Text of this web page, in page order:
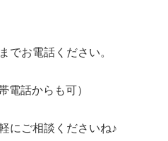
でお電話ください。
話からも可）
にご相談くださいね♪